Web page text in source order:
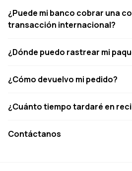
¿Puede mi banco cobrar una
transacción internacional?
¿Dónde puedo rastrear mi
¿Cómo devuelvo mi pedido?
¿Cuánto tiempo tardaré en
Contáctanos